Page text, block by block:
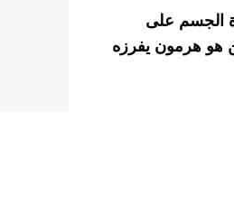
الجسم على
هو هرمون يفرزه